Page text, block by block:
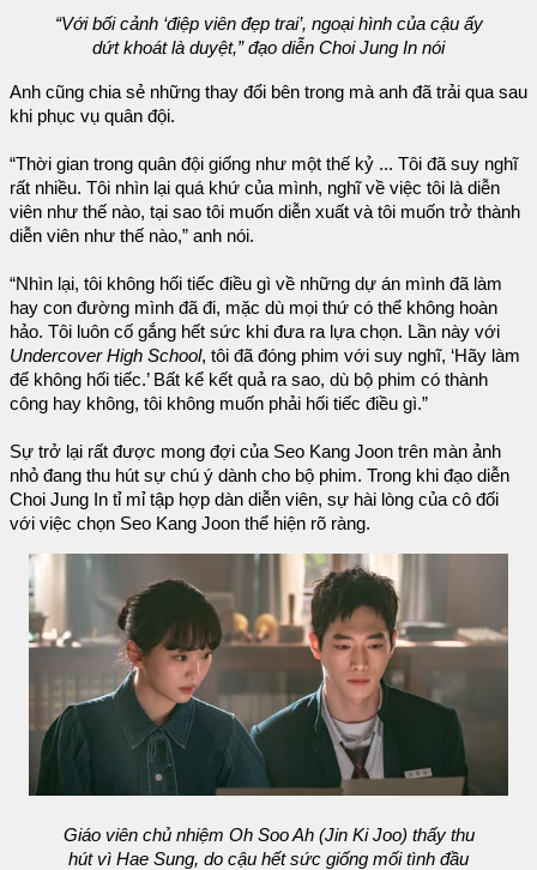
“Với bối cảnh ‘điệp viên đẹp trai’, ngoại hình của cậu ấy
dứt khoát là duyệt,” đạo diễn Choi Jung In nói
Anh cũng chia sẻ những thay đổi bên trong mà anh đã trải qua sau
khi phục vụ quân đội.
“Thời gian trong quân đội giống như một thế kỷ ... Tôi đã suy nghĩ
rất nhiều. Tôi nhìn lại quá khứ của mình, nghĩ về việc tôi là diễn
viên như thế nào, tại sao tôi muốn diễn xuất và tôi muốn trở thành
diễn viên như thế nào,” anh nói.
“Nhìn lại, tôi không hối tiếc điều gì về những dự án mình đã làm
hay con đường mình đã đi, mặc dù mọi thứ có thể không hoàn
hảo. Tôi luôn cố gắng hết sức khi đưa ra lựa chọn. Lần này với
Undercover High School, tôi đã đóng phim với suy nghĩ, ‘Hãy làm
để không hối tiếc.’ Bất kể kết quả ra sao, dù bộ phim có thành
công hay không, tôi không muốn phải hối tiếc điều gì.”
Sự trở lại rất được mong đợi của Seo Kang Joon trên màn ảnh
nhỏ đang thu hút sự chú ý dành cho bộ phim. Trong khi đạo diễn
Choi Jung In tỉ mỉ tập hợp dàn diễn viên, sự hài lòng của cô đối
với việc chọn Seo Kang Joon thể hiện rõ ràng.
Giáo viên chủ nhiệm Oh Soo Ah (Jin Ki Joo) thấy thu
hút vì Hae Sung, do cậu hết sức giống mối tình đầu